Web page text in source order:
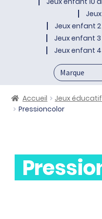
Jeux enfant
Jeux enfant
Jeux enfant
Accueil Jeux
Pressioncolor